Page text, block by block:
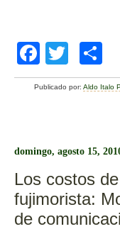
F
a
b
o
k
wi
tt
o
tir
Publicado por:Aldo Italo
domingo, agosto 15,
Los costos
fujimorista:
de